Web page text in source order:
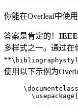
你能在Overleaf中使用
答案是肯定的！
多样式之一。通过在
**
使用以下示例为
\documentclass
\usepackage